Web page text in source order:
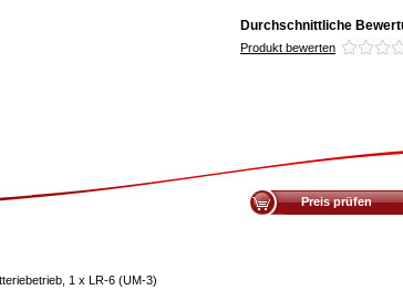
Durchschnittliche
Produkt bewerten
Preis prüfen
1 x LR-6 (UM-3)